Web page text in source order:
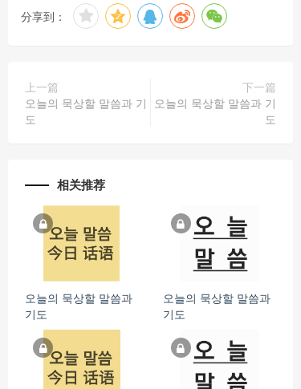
分享到：
上一篇
오늘의 묵상할 말씀과 기
도
下一篇
오늘의 묵상할 말씀과 기
도
相关推荐
오늘의 묵상할 말씀과
기도
오늘의 묵상할 말씀과
기도